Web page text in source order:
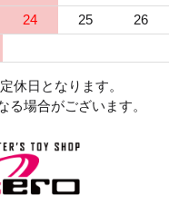
24 25
26
休日となります。
場合がございます。